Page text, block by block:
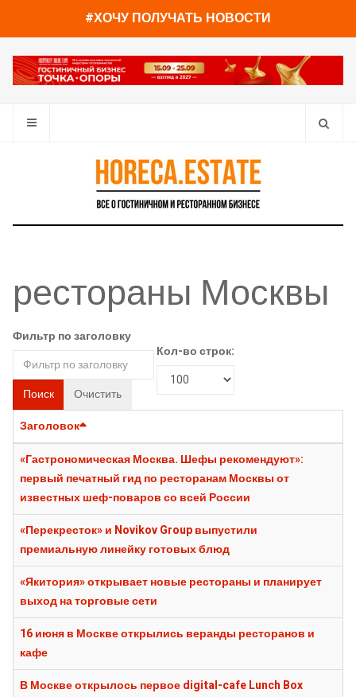
#ХОЧУ ПОЛУЧАТЬ НОВОСТИ
рестораны Москвы
Фильтр по заголовку
Поиск Очистить
Кол-во строк:
Заголовок
«Гастрономическая Москва. Шефы рекомендуют»:
первый печатный гид по ресторанам Москвы от
известных шеф-поваров со всей России
«Перекресток» и Novikov Group выпустили
премиальную линейку готовых блюд
«Якитория» открывает новые рестораны и планирует
выход на торговые сети
16 июня в Москве открылись веранды ресторанов и
кафе
В Москве открылось первое digital-cafe Lunch Box